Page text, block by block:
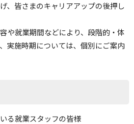
、皆さまのキャリアアップの後押し
や就業期間などにより、段階的・体
実施時期については、個別にご案内
る就業スタッフの皆様